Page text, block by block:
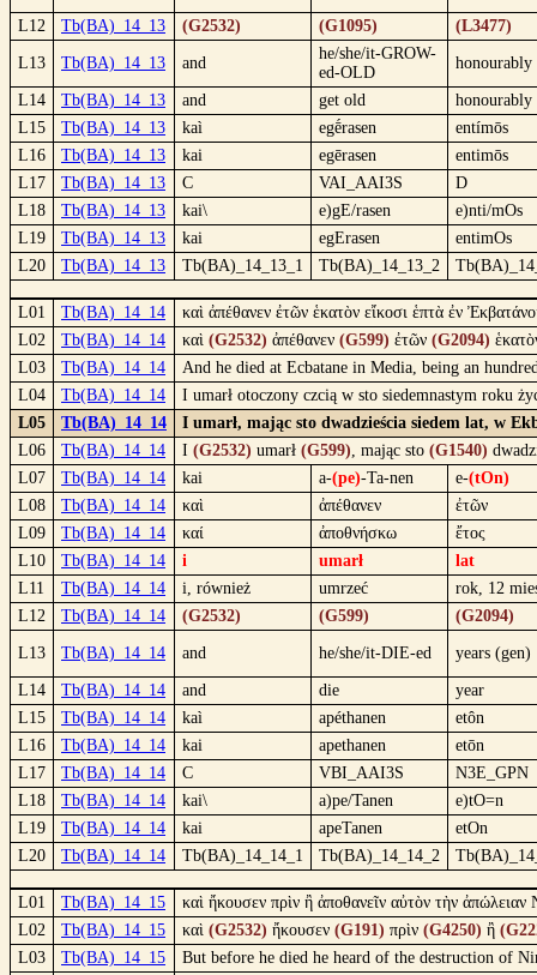
L12 Tb(BA)_14_13 (G2532) (G1095) (L3477)
L13 Tb(BA)_14_13 and
he/she/it-GROW-
ed-OLD
honourably
L14 Tb(BA)_14_13 and get old
honourably
L15
Tb(BA)_14_13 kaì egḗrasen
entímōs
L16
Tb(BA)_14_13 kai egērasen
entimōs
L17
Tb(BA)_14_13 C VAI_AAI3S
D
L18
Tb(BA)_14_13 kai\ e)gE/rasen
e)nti/mOs
L19
Tb(BA)_14_13 kai egErasen
entimOs
L20
Tb(BA)_14_13 Tb(BA)_14_13_1 Tb(BA)_14_13_2
L01 Tb(BA)_14_14
καὶ ἀπέθανεν ἐτῶν ἑκατὸν εἴκοσι ἑπτὰ ἐν
L02
Tb(BA)_14_14 καὶ (G2532) ἀπέθανεν (G599) ἐτῶν (G2094)
L03
Tb(BA)_14_14
And he died at Ecbatane in Media, being an
L04
Tb(BA)_14_14
I umarł otoczony czcią w sto siedemnastym roku
L05
Tb(BA)_14_14
I umarł, mając sto dwadzieścia siedem lat, w
L06
Tb(BA)_14_14 I (G2532) umarł (G599), mając sto (G1540)
L07
Tb(BA)_14_14 kai a-(pe)-Ta-nen e-(tOn)
L08
Tb(BA)_14_14 καὶ ἀπέθανεν
ἐτῶν
L09
Tb(BA)_14_14 καί ἀποθνήσκω
ἔτος
L10
Tb(BA)_14_14 i umarł
lat
L11
Tb(BA)_14_14 i, również umrzeć
rok, 12
L12
Tb(BA)_14_14 (G2532) (G599) (G2094)
L13 Tb(BA)_14_14 and he/she/it-DIE-ed years (gen)
L14 Tb(BA)_14_14 and die
year
L15
Tb(BA)_14_14 kaì apéthanen
etôn
L16
Tb(BA)_14_14 kai apethanen
etōn
L17
Tb(BA)_14_14 C VBI_AAI3S
N3E_GPN
L18
Tb(BA)_14_14 kai\ a)pe/Tanen
e)tO=n
L19
Tb(BA)_14_14 kai apeTanen
etOn
L20
Tb(BA)_14_14 Tb(BA)_14_14_1 Tb(BA)_14_14_2
L01 Tb(BA)_14_15
καὶ ἤκουσεν πρὶν ἢ ἀποθανεῖν αὐτὸν τὴν
L02
Tb(BA)_14_15 καὶ (G2532) ἤκουσεν (G191) πρὶν (G4250) ἢ
L03
Tb(BA)_14_15
But before he died he heard of the destruction of